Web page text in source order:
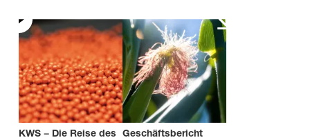
KWS − Die Reise des Geschäftsbericht